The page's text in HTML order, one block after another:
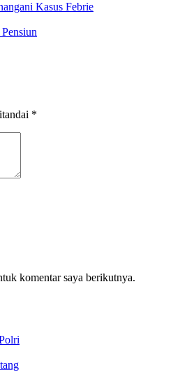
Kasus Febrie
*
komentar saya berikutnya.